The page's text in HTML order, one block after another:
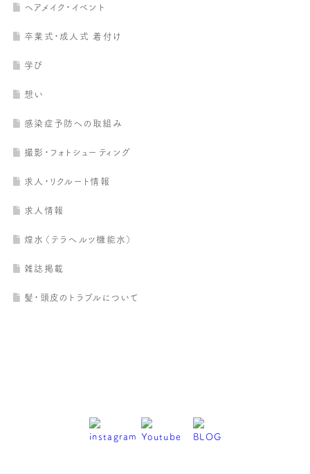
ヘアメイク・イベント
卒業式・成人式 着付け
学び
想い
感染症予防への取組み
撮影・フォトシューティング
求人・リクルート情報
求人情報
煌水（テラヘルツ機能水）
雑誌掲載
髪・頭皮のトラブルについて